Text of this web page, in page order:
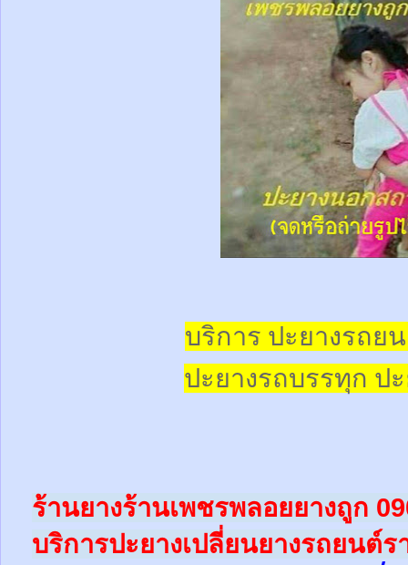
บริการ ปะยางรถย
ปะยางรถบรรทุก ป
ร้านยางร้านเพชรพลอยยางถูก
บริการปะยางเปลี่ยนยางรถยนต์ร